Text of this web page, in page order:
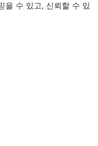
을 수 있고, 신뢰할 수 있